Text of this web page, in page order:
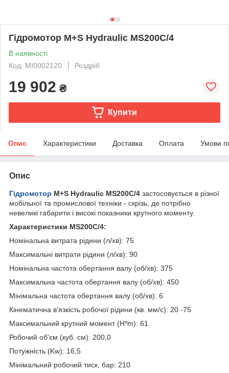
Гідромотор M+S Hydraulic MS200C/4
В наявності
Код: MI0002120
Роздріб
19 902 ₴
Купити
Опис Характеристики Доставка Оплата Умови
Опис
Гідромотор M+S Hydraulic MS200C/4 застосовується в різної
мобільної та промислової техніки - скрізь, де потрібно
невеликі габарити і високі показники крутного моменту.
Характеристики MS200C/4:
Номінальна витрата рідини (л/хв): 75
Максимальні витрати рідини (л/хв): 90
Номінальна частота обертання валу (об/хв): 375
Максимальна частота обертання валу (об/хв): 450
Мінімальна частота обертання валу (об/хв): 6
Кінематична в'язкість робочої рідини (кв. мм/с): 20 -75
Максимальний крутний момент (H*m): 61
Робочий об'єм (куб. см): 200,0
Потужність (Kw): 16,5
Мінімальний робочий тиск, бар: 210